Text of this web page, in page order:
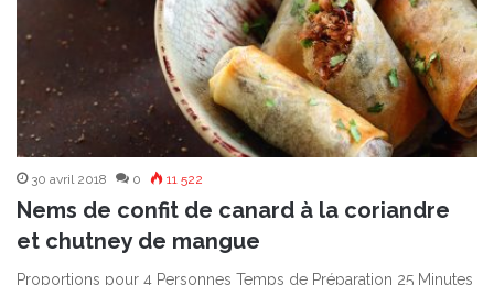
30 avril 2018 0 11 522
Nems de confit de canard à la coriandre
et chutney de mangue
Proportions pour 4 Personnes Temps de Préparation 25 Minutes